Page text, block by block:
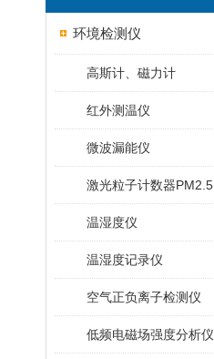
环境检测仪
高斯计、磁力计
红外测温仪
微波漏能仪
激光粒子计数器PM2.5
温湿度仪
温湿度记录仪
空气正负离子检测仪
低频电磁场强度分析仪